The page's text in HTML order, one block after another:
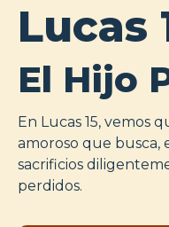
Lucas
El Hijo
En Lucas 15, vemos
amoroso que busca,
sacrificios
perdidos.